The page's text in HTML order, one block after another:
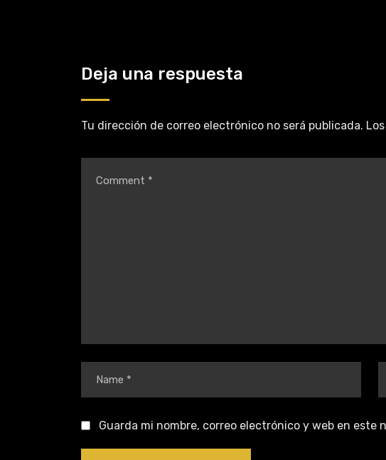
Deja una respuesta
Tu dirección de correo electrónico no será publicada.
Guarda mi nombre, correo electrónico y web en este